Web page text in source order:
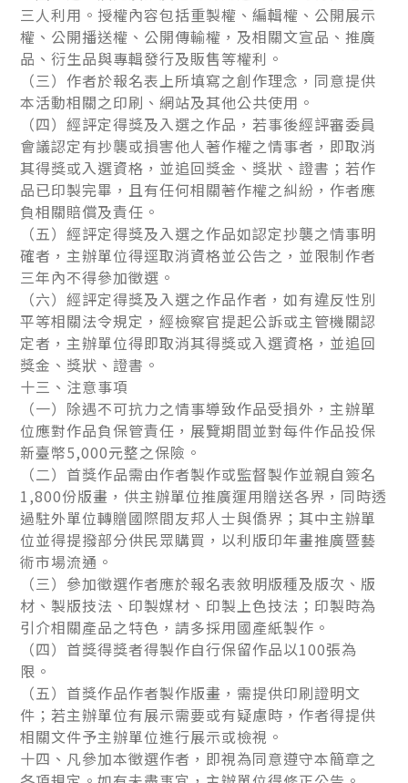
三人利用。授權內容包括重製權、編輯權、公開展示
權、公開播送權、公開傳輸權，及相關文宣品、推廣
品、衍生品與專輯發行及販售等權利。
（三）作者於報名表上所填寫之創作理念，同意提供
本活動相關之印刷、網站及其他公共使用。
（四）經評定得獎及入選之作品，若事後經評審委員
會議認定有抄襲或損害他人著作權之情事者，即取消
其得獎或入選資格，並追回獎金、獎狀、證書；若作
品已印製完畢，且有任何相關著作權之糾紛，作者應
負相關賠償及責任。
（五）經評定得獎及入選之作品如認定抄襲之情事明
確者，主辦單位得逕取消資格並公告之，並限制作者
三年內不得參加徵選。
（六）經評定得獎及入選之作品作者，如有違反性別
平等相關法令規定，經檢察官提起公訴或主管機關認
定者，主辦單位得即取消其得獎或入選資格，並追回
獎金、獎狀、證書。
十三、注意事項
（一）除遇不可抗力之情事導致作品受損外，主辦單
位應對作品負保管責任，展覽期間並對每件作品投保
新臺幣5,000元整之保險。
（二）首獎作品需由作者製作或監督製作並親自簽名
1,800份版畫，供主辦單位推廣運用贈送各界，同時透
過駐外單位轉贈國際間友邦人士與僑界；其中主辦單
位並得提撥部分供民眾購買，以利版印年畫推廣暨藝
術市場流通。
（三）參加徵選作者應於報名表敘明版種及版次、版
材、製版技法、印製媒材、印製上色技法；印製時為
引介相關產品之特色，請多採用國產紙製作。
（四）首獎得獎者得製作自行保留作品以100張為
限。
（五）首獎作品作者製作版畫，需提供印刷證明文
件；若主辦單位有展示需要或有疑慮時，作者得提供
相關文件予主辦單位進行展示或檢視。
十四、凡參加本徵選作者，即視為同意遵守本簡章之